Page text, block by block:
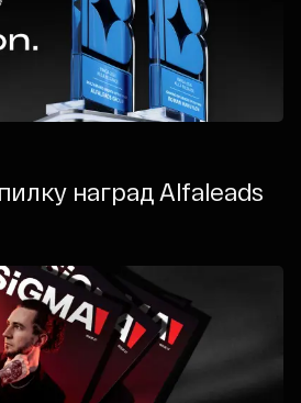
наград Alfaleads